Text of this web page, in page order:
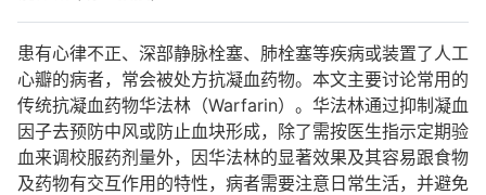
患有心律不正、深部静脉栓塞、肺栓塞等疾病或装置了人工
心瓣的病者，常会被处方抗凝血药物。本文主要讨论常用的
传统抗凝血药物华法林（Warfarin）。华法林通过抑制凝血
因子去预防中风或防止血块形成，除了需按医生指示定期验
血来调校服药剂量外，因华法林的显著效果及其容易跟食物
及药物有交互作用的特性，病者需要注意日常生活，并避免